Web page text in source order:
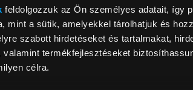
feldolgozzuk az Ön személyes adatait, így
mint a sütik, amelyekkel tárolhatjuk és
szabott hirdetéseket és tartalmakat,
valamint termékfejlesztéseket
célra.
© 2026. Minden jog fenntartva! Euronics